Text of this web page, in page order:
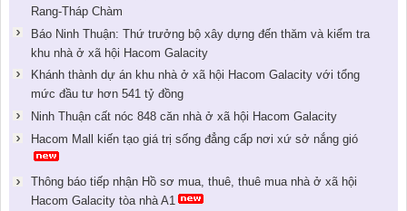
Rang-Tháp Chàm
Báo Ninh Thuận: Thứ trưởng bộ xây dựng đến thăm và kiểm tra
khu nhà ở xã hội Hacom Galacity
Khánh thành dự án khu nhà ở xã hội Hacom Galacity với tổng
mức đầu tư hơn 541 tỷ đồng
Ninh Thuận cất nóc 848 căn nhà ở xã hội Hacom Galacity
Hacom Mall kiến tạo giá trị sống đẳng cấp nơi xứ sở nắng gió
Thông báo tiếp nhận Hồ sơ mua, thuê, thuê mua nhà ở xã hội
Hacom Galacity tòa nhà A1